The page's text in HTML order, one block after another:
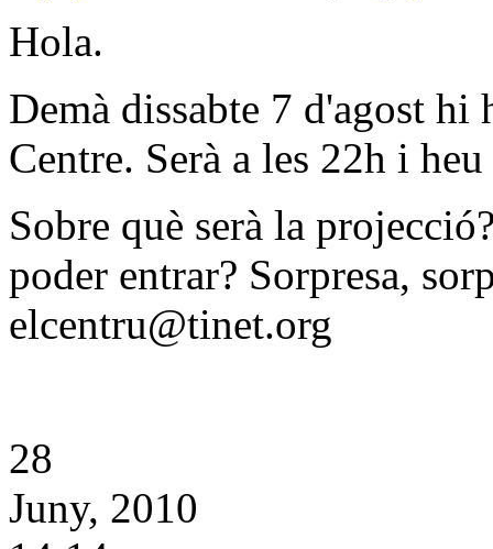
Hola.
Demà dissabte 7 d'agost
Centre. Serà a les 22h i
Sobre què serà la
poder entrar? Sorpresa,
elcentru@tinet.org
28
Juny, 2010